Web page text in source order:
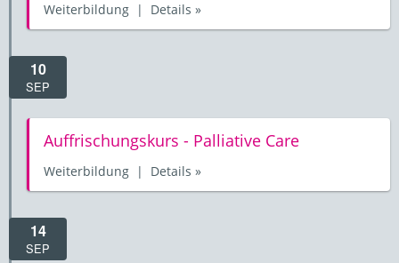
Weiterbildung | Details »
10
SEP
Auffrischungskurs - Palliative Care
Weiterbildung | Details »
14
SEP